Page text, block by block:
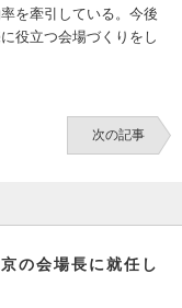
を牽引している。今後
役立つ会場づくりをし
次の記事
の会場長に就任し